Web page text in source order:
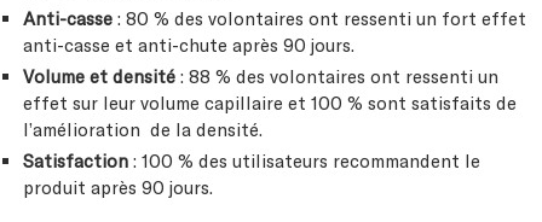
Anti-casse: 80 % des volontaires ont ressenti un fort effet
anti-casse et anti-chute après 90 jours.
Volume et densité: 88 % des volontaires ont ressenti un
effet sur leur volume capillaire et 100 % sont satisfaits de
l’amélioration de la densité.
Satisfaction : 100 % des utilisateurs recommandent le
produit après 90 jours.